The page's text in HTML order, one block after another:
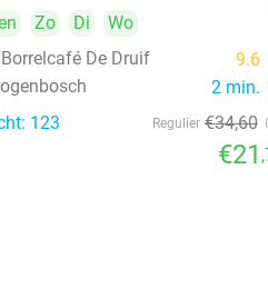
Zo Di
Wo
Borrelcafé De Druif
9.6
2 min.
123 Regulier €34,60
€21